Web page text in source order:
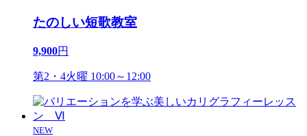
たのしい短歌教室
9,900円
第2・4火曜 10:00～12:00
NEW